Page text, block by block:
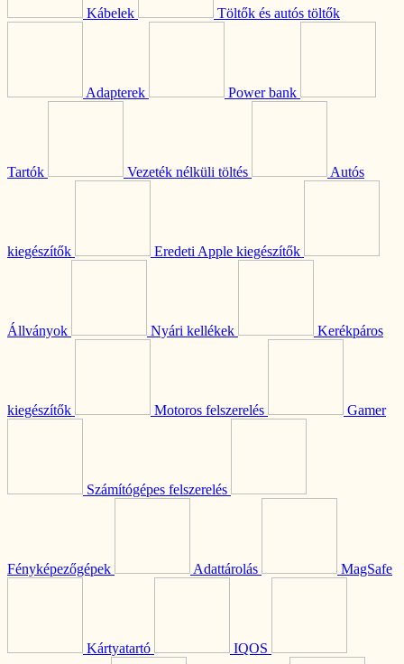
Kábelek Töltők és autós töltők
Adapterek Power bank
Tartók Vezeték nélküli töltés Autós
kiegészítők Eredeti Apple kiegészítők
Állványok Nyári kellékek Kerékpáros
kiegészítők Motoros felszerelés Gamer
Számítógépes felszerelés
Fényképezőgépek Adattárolás MagSafe
Kártyatartó IQOS